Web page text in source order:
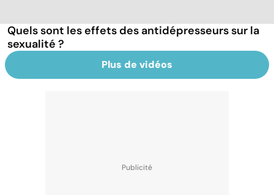
Quels sont les effets des antidépresseurs sur la
sexualité ?
Plus de vidéos